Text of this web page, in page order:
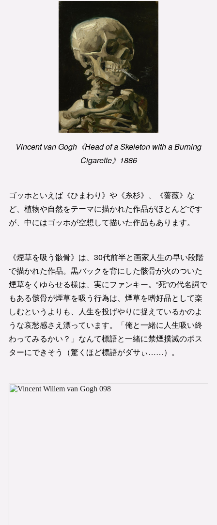
Vincent van Gogh《Head of a Skeleton with a Burning
Cigarette》1886
ゴッホといえば《ひまわり》や《糸杉》、《薔薇》な
ど、植物や自然をテーマに描かれた作品がほとんどです
が、中にはゴッホが空想して描いた作品もあります。
《煙草を吸う骸骨》は、30代前半と画家人生の早い段階
で描かれた作品。黒バックを背にした骸骨が火のついた
煙草をくゆらせる様は、実にファンキー。“死”の代名詞で
もある骸骨が煙草を吸う行為は、煙草を嗜好品として楽
しむというよりも、人生を投げやりに捉えているかのよ
うな哀愁感さえ漂っています。「俺と一緒に人生吸い終
わってみるかい？」なんて標語と一緒に禁煙撲滅のポス
ターにできそう（驚くほど標語がダサぃ……）。